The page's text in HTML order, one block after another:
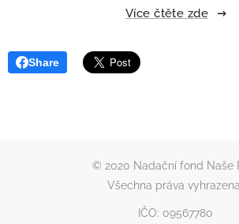
Více čtěte zde
Share
© 2020 Nadační fond Naše
Všechna práva
IČO: 09567780